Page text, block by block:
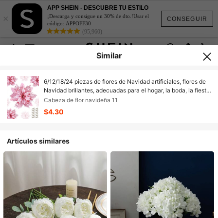
CONSEGUIR
×
APP SHEIN - DESCUBRE TU ESTILO
¡Descarga y consigue un 30% de dto.!Usar el
código: APPOFF30
(95,960)
Similar
6/12/18/24 piezas de flores de Navidad artificiales, flores de
Navidad brillantes, adecuadas para el hogar, la boda, la fiesta,
el árbol de Navidad, la corona, la decoración navideña DIY, la
decoración del hogar, la decoración navideña, la decoración
de la habitación
Cabeza de flor navideña 11
$4.30
Artículos similares